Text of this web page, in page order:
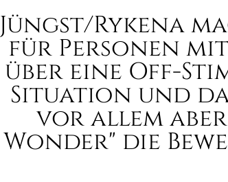
Jüngst/Rykena
für Personen
über eine Off-
Situation und
vor allem aber
Wonder" die